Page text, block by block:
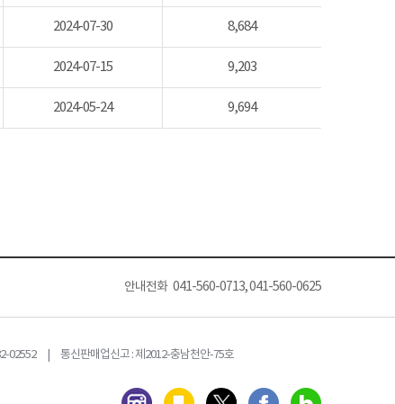
2024-07-30 8,684
2024-07-15 9,203
2024-05-24 9,694
안내전화 041-560-0713, 041-560-0625
| 통신판매업신고 : 제2012-충남천안-75호